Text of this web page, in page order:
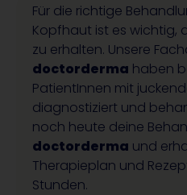
Für die richtige
Kopfhaut ist es wichtig,
zu erhalten. Unsere
doctorderma haben
PatientInnen mit
diagnostiziert und
noch heute deine
doctorderma und
Therapieplan und
Stunden.